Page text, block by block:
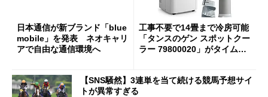
日本通信が新ブランド「blue
mobile」を発表 ネオキャリ
アで自由な通信環境へ
工事不要で14畳まで冷房可能
「タンスのゲン スポットクー
ラー 79800020」がタイムセ
【SNS騒然】3連単を当て続ける競馬予想サイ
トが異常すぎる